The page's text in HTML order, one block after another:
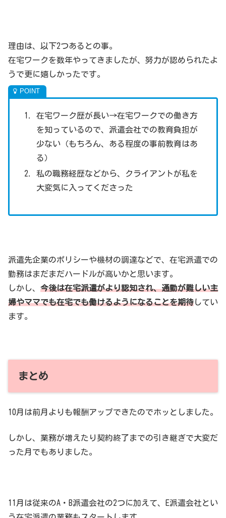
理由は、以下2つあるとの事。
在宅ワークを数年やってきましたが、努力が認められたよ
うで更に嬉しかったです。
在宅ワーク歴が長い→在宅ワークでの働き方
を知っているので、派遣会社での教育負担が
少ない（もちろん、ある程度の事前教育はあ
る）
私の職務経歴などから、クライアントが私を
大変気に入ってくださった
派遣先企業のポリシーや機材の調達などで、在宅派遣での
勤務はまだまだハードルが高いかと思います。
しかし、 今後は在宅派遣がより認知され、通勤が難しい主
婦やママでも在宅でも働けるようになることを期待してい
ます。
まとめ
10月は前月よりも報酬アップできたのでホッとしました。
しかし、業務が増えたり契約終了までの引き継ぎで大変だ
った月でもありました。
11月は従来のA・B派遣会社の2つに加えて、E派遣会社とい